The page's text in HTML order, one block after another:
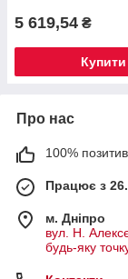
5 619,54 ₴
Купити
Про нас
100%
Працює з
м. Дніпро
вул. Н.
будь-яку